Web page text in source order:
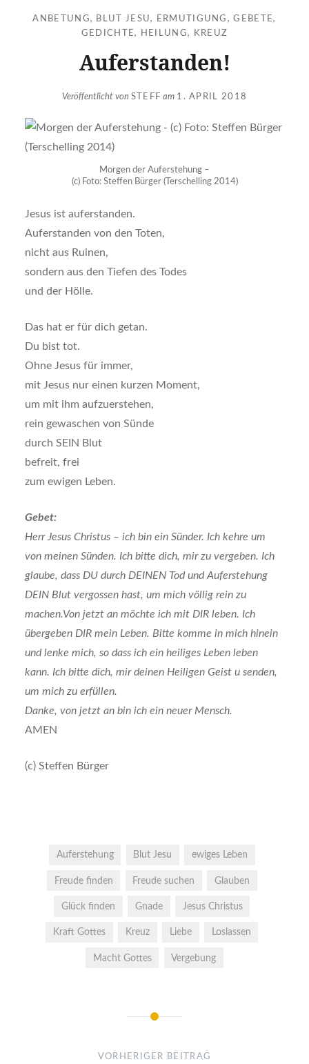
ANBETUNG, BLUT JESU, ERMUTIGUNG ,GEBETE,
GEDICHTE, HEILUNG, KREUZ
Auferstanden!
Veröffentlicht von STEFF am 1. APRIL 2018
Morgen der Auferstehung –
(c) Foto: Steffen Bürger (Terschelling 2014)
Jesus ist auferstanden.
Auferstanden von den Toten,
nicht aus Ruinen,
sondern aus den Tiefen des Todes
und der Hölle.
Das hat er für dich getan.
Du bist tot.
Ohne Jesus für immer,
mit Jesus nur einen kurzen Moment,
um mit ihm aufzuerstehen,
rein gewaschen von Sünde
durch SEIN Blut
befreit, frei
zum ewigen Leben.
Gebet:
Herr Jesus Christus – ich bin ein Sünder. Ich kehre um
von meinen Sünden. Ich bitte dich, mir zu vergeben. Ich
glaube, dass DU durch DEINEN Tod und Auferstehung
DEIN Blut vergossen hast, um mich völlig rein zu
machen.Von jetzt an möchte ich mit DIR leben. Ich
übergeben DIR mein Leben. Bitte komme in mich hinein
und lenke mich, so dass ich ein heiliges Leben leben
kann. Ich bitte dich, mir deinen Heiligen Geist u senden,
um mich zu erfüllen.
Danke, von jetzt an bin ich ein neuer Mensch.
AMEN
(c) Steffen Bürger
Auferstehung Blut Jesu ewiges Leben
Freude finden Freude suchen Glauben
Glück finden Gnade Jesus Christus
Kraft Gottes Kreuz Liebe Loslassen
Macht Gottes Vergebung
Beitragsnavigation
VORHERIGER BEITRAG